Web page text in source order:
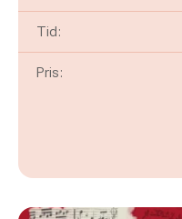
Tid:
Pris: